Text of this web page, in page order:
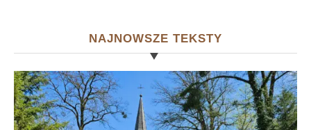
NAJNOWSZE TEKSTY